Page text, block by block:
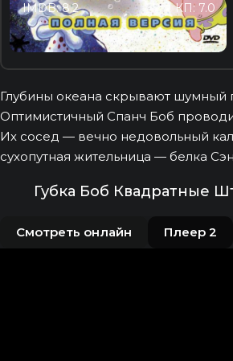
КП: 7.0
IMDB: 8.2
Глубины океана скрывают шумный
Оптимистичный Спанч Боб
Их сосед — вечно недовольный
сухопутная жительница — белка
Губка Боб Квадратные
Смотреть онлайн Плеер 2